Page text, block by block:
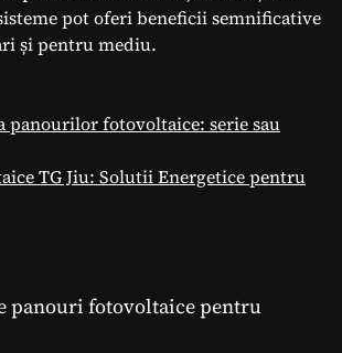
pot oferi beneficii semnificative
și pentru mediu.
panourilor fotovoltaice: serie sau
TG Jiu: Solutii Energetice pentru
panouri fotovoltaice pentru